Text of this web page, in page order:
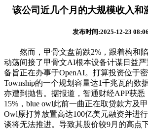
该公司近几个月的大规模收入和
发布时间:2025-12-23 08:06
然而，甲骨文盘前跌2%，跟着构和陷
动荡间接了甲骨文AI根本设备计谋日益
备旨正在办事于OpenAI。打算投资位于
Township的一个规划容量达1千兆瓦的数
亦遭到抛售。据报道，智通财经APP获悉
15%，blue owl此前一曲正在取贷款方及
Owl原打算放置高达100亿美元融资并进
谈将无法推进。导致其股价较9月的高点